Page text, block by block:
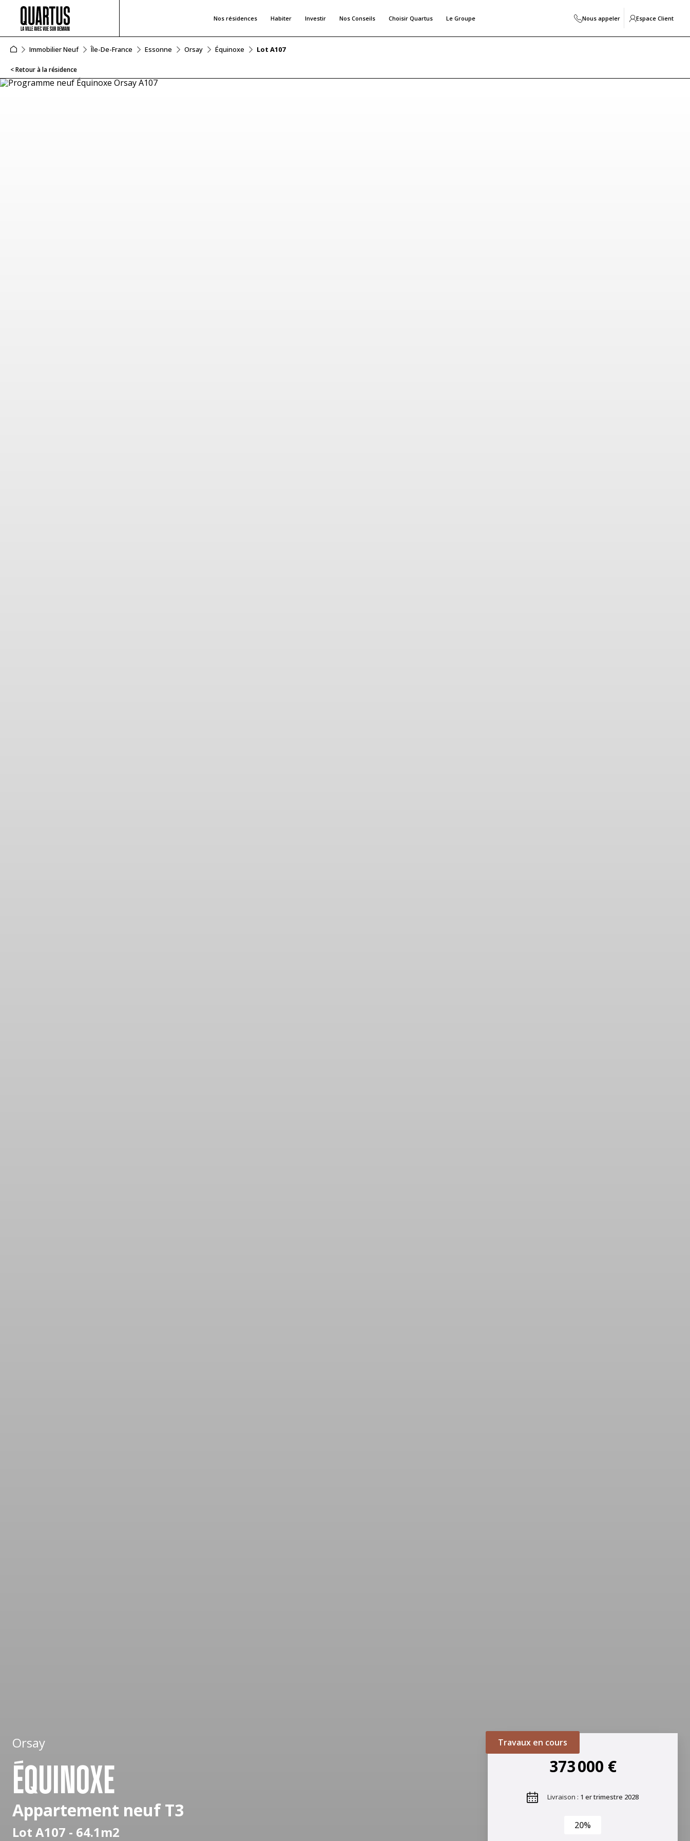
Nos résidences Habiter Investir Nos Conseils Choisir Quartus Le Groupe Nous appeler Espace Client
Immobilier Neuf Île-De-France Essonne Orsay Équinoxe Lot A107
< Retour à la résidence
Orsay
ÉQUINOXE
Appartement neuf T3
Lot A107 - 64.1m2
Travaux en cours
373 000 €
Livraison : 1 er trimestre 2028
20%